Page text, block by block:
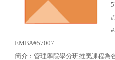
EMBA#57007
簡介：管理學院學分班推廣課程為